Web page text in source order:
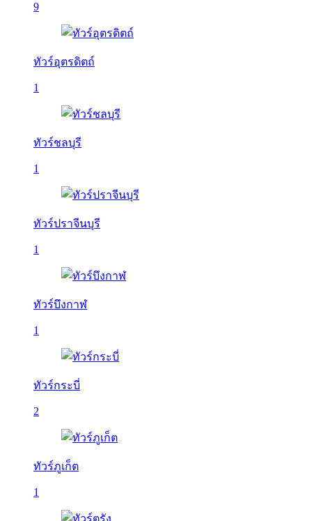
9
ทัวร์อุตรดิตถ์
1
ทัวร์ชลบุรี
1
ทัวร์ปราจีนบุรี
1
ทัวร์บึงกาฬ
1
ทัวร์กระบี่
2
ทัวร์ภูเก็ต
1